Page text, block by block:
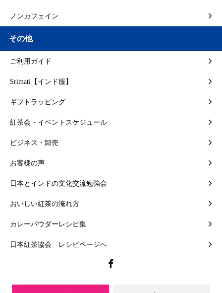
ノンカフェイン
その他
ご利用ガイド
Srimati【インド服】
ギフトラッピング
紅茶会・イベントスケジュール
ビジネス・卸売
お客様の声
日本とインドの文化交流勉強会
おいしい紅茶の淹れ方
カレーパウダーレシピ集
日本紅茶協会 レシピページへ